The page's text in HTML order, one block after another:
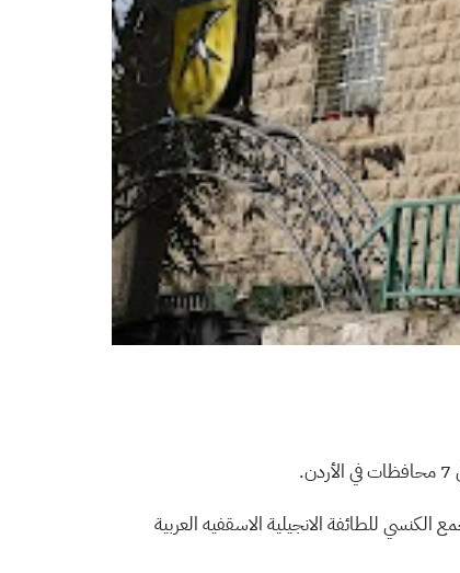
المعمدانية والمجمع الكنسي للطائفة الانجيلية الاسقفيه العربية